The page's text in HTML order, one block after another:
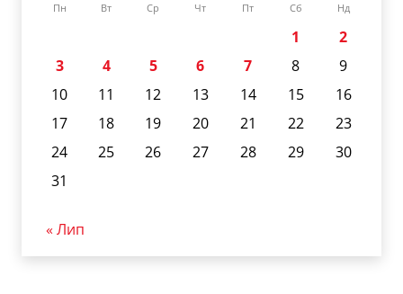
Пн Вт Ср Чт Пт Сб Нд
1
2
3
4 5 6 7 8
9
10
11 12 13 14 15
16
17
18 19 20 21 22
23
24
25 26 27 28 29
30
31
« Лип